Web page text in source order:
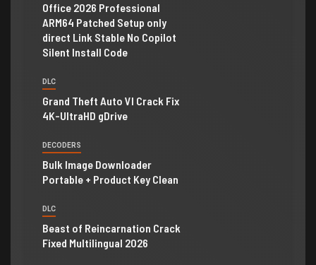
Office 2026 Professional
ARM64 Patched Setup only
direct Link Stable No Copilot
Silent Install Code
DLC
Grand Theft Auto VI Crack Fix
4K-UltraHD gDrive
DECODERS
Bulk Image Downloader
Portable + Product Key Clean
DLC
Beast of Reincarnation Crack
Fixed Multilingual 2026